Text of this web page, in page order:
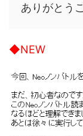
ありがとう
◆NEW